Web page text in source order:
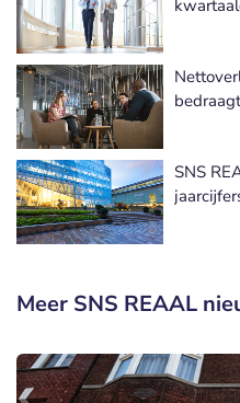
SNS
Meer SNS REAAL